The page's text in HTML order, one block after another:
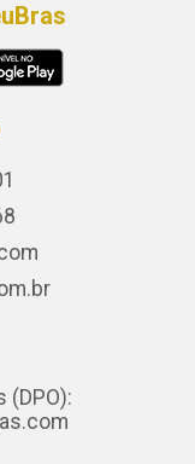
(DPO):